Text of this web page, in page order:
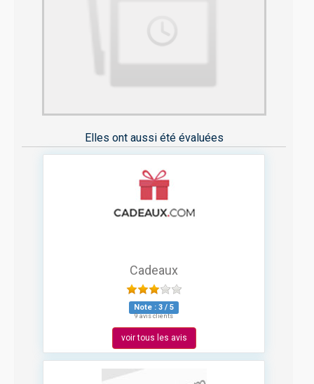
Elles ont aussi été évaluées
Cadeaux
Note : 3 / 5
9 avis clients
voir tous les avis